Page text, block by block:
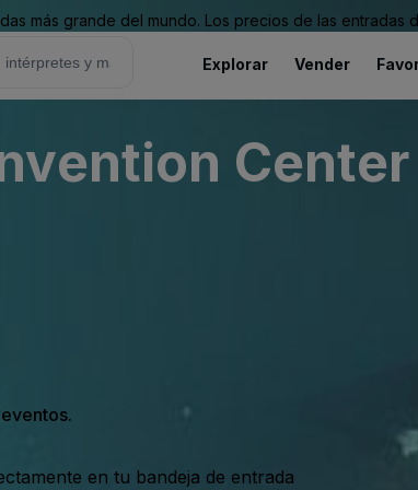
más grande del mundo. Los precios de las
Explorar Vender
en tu bandeja de entrada